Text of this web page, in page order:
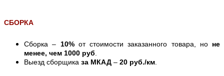
СБОРКА
Сборка – 10%от стоимости заказанного товара, но не
менее, чем 1000 руб
Выезд сборщика за МКАД – 20 руб./км